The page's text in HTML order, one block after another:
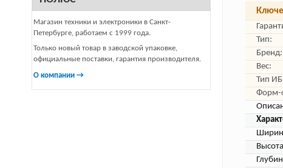
Магазин техники и электроники в Санкт-
Петербурге, работаем с 1999 года.
Только новый товар в заводской упаковке,
официальные поставки, гарантия производителя.
О компании →
Тип:
Бренд:
Вес:
Тип
Форм-